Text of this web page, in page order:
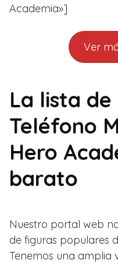
Academia»]
Ver
La lista de
Teléfono
Hero
barato
Nuestro portal web
de figuras populares
Tenemos una amplia